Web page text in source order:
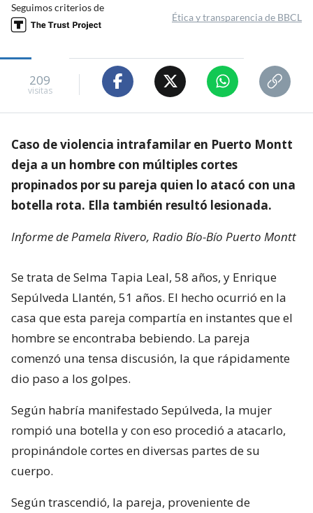
Seguimos criterios de
Ética y transparencia de BBCL
209
visitas
Caso de violencia intrafamilar en Puerto Montt
deja a un hombre con múltiples cortes
propinados por su pareja quien lo atacó con una
botella rota. Ella también resultó lesionada.
Informe de Pamela Rivero, Radio Bío-Bío Puerto Montt
Se trata de Selma Tapia Leal, 58 años, y Enrique
Sepúlveda Llantén, 51 años. El hecho ocurrió en la
casa que esta pareja compartía en instantes que el
hombre se encontraba bebiendo. La pareja
comenzó una tensa discusión, la que rápidamente
dio paso a los golpes.
Según habría manifestado Sepúlveda, la mujer
rompió una botella y con eso procedió a atacarlo,
propinándole cortes en diversas partes de su
cuerpo.
Según trascendió, la pareja, proveniente de